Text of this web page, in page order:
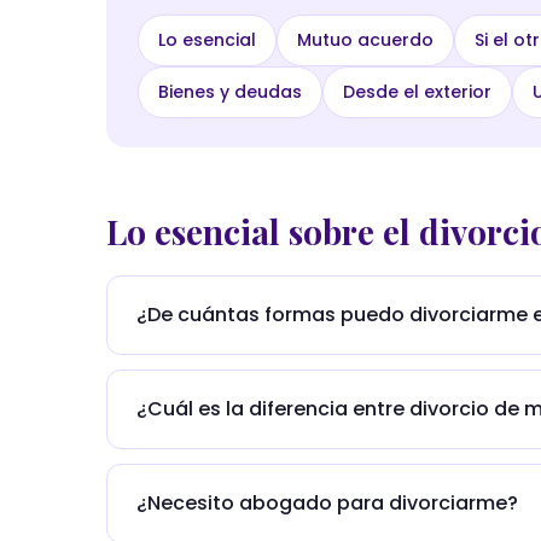
Lo esencial Mutuo acuerdo Si el
Bienes y deudas Desde el exterior
Lo esencial sobre el
¿De cuántas formas puedo divorciarme
Hay dos rutas. Si ambos cónyuges están
mediante escritura pública. Si uno de los
complejidad del caso.
¿Cuál es la diferencia entre divorcio de
En el de mutuo acuerdo ambos
costos previsibles. En el unilateral lo solicita
¿Necesito abogado para divorciarme?